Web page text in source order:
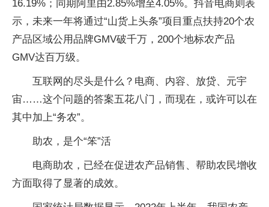
16.19%；同期阿里由2.85%增至4.05%。抖音电商则表
示，未来一年将通过“山货上头条”项目重点扶持20个农
产品区域公用品牌GMV破千万，200个地标农产品
GMV达百万级。
互联网的尽头是什么？电商、内容、放贷、元宇
宙……这个问题的答案五花八门，而现在，或许可以在
其中加上“务农”。
助农，是个“笨”活
电商助农，已经在促进农产品销售、帮助农民增收
方面取得了显著的成效。